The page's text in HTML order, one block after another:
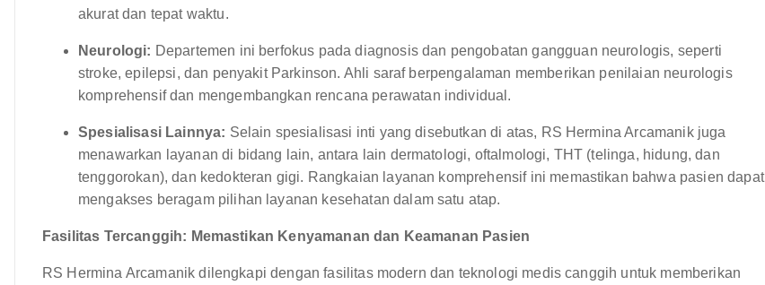
akurat dan tepat waktu.
Neurologi: Departemen ini berfokus pada diagnosis dan pengobatan gangguan neurologis, seperti
stroke, epilepsi, dan penyakit Parkinson. Ahli saraf berpengalaman memberikan penilaian neurologis
komprehensif dan mengembangkan rencana perawatan individual.
Spesialisasi Lainnya: Selain spesialisasi inti yang disebutkan di atas, RS Hermina Arcamanik juga
menawarkan layanan di bidang lain, antara lain dermatologi, oftalmologi, THT (telinga, hidung, dan
tenggorokan), dan kedokteran gigi. Rangkaian layanan komprehensif ini memastikan bahwa pasien dapat
mengakses beragam pilihan layanan kesehatan dalam satu atap.
Fasilitas Tercanggih: Memastikan Kenyamanan dan Keamanan Pasien
RS Hermina Arcamanik dilengkapi dengan fasilitas modern dan teknologi medis canggih untuk memberikan